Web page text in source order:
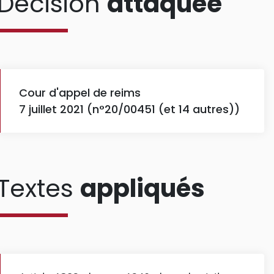
Cour d'appel de reims
7 juillet 2021 (n°20/00451 (et 14 autres))
appliqués